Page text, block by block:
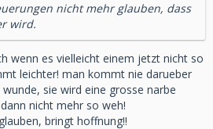
nicht mehr glauben, dass
wird.
wenn es vielleicht einem jetzt nicht so
leichter! man kommt nie darueber
sie wird eine grosse narbe
nicht mehr so weh!
bringt hoffnung!!